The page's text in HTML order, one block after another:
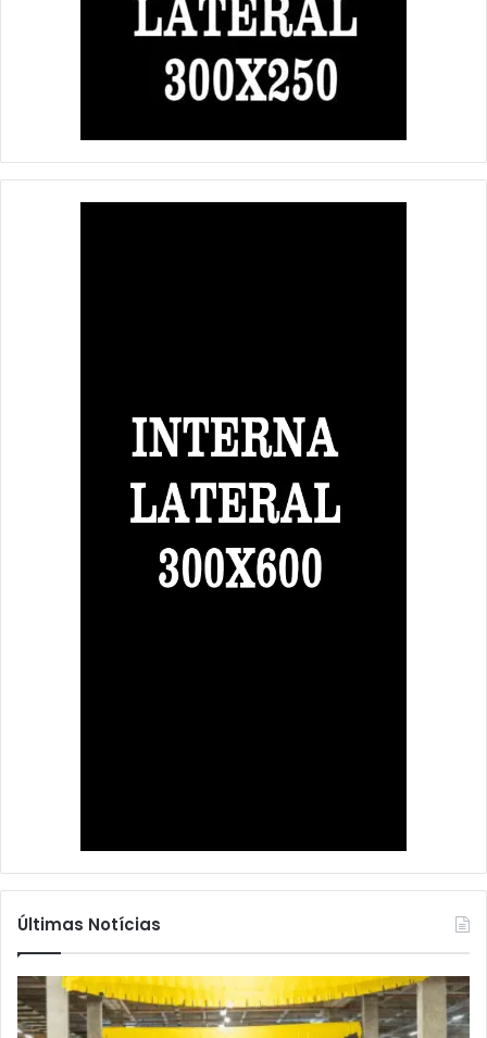
Últimas Notícias